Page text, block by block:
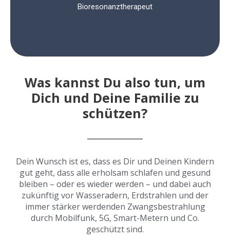
Bioresonanztherapeut
Was kannst Du also tun, um
Dich und Deine Familie zu
schützen?
Dein Wunsch ist es, dass es Dir und Deinen Kindern
gut geht, dass alle erholsam schlafen und gesund
bleiben – oder es wieder werden – und dabei auch
zukünftig vor Wasseradern, Erdstrahlen und der
immer stärker werdenden Zwangsbestrahlung
durch Mobilfunk, 5G, Smart-Metern und Co.
geschützt sind.